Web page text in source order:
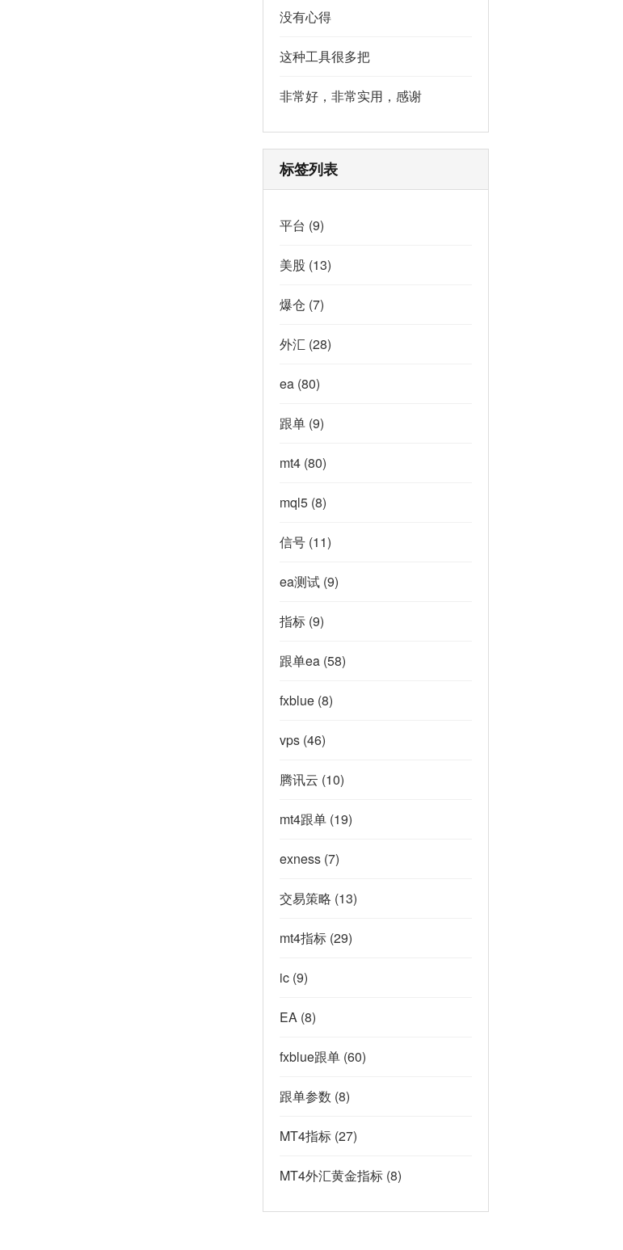
没有心得
这种工具很多把
非常好，非常实用，感谢
标签列表
平台 (9)
美股 (13)
爆仓 (7)
外汇 (28)
ea(80)
跟单(9)
mt4(80)
mql5(8)
信号(11)
ea测试(9)
指标(9)
跟单ea(58)
fxblue(8)
vps(46)
腾讯云 (10)
mt4跟单(19)
exness(7)
交易策略 (13)
mt4指标(29)
ic(9)
EA(8)
fxblue跟单(60)
跟单参数 (8)
MT4指标(27)
MT4外汇黄金指标(8)